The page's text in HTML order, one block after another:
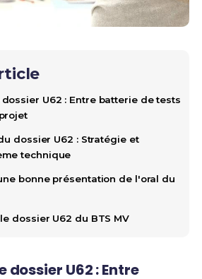
U62 : Entre batterie de tests
dossier U62 : Stratégie et
technique
bonne présentation de l'oral du
dossier U62 du BTS MV
dossier U62 : Entre